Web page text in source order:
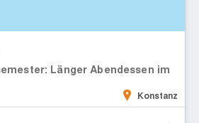
Länger Abendessen im
Konstanz